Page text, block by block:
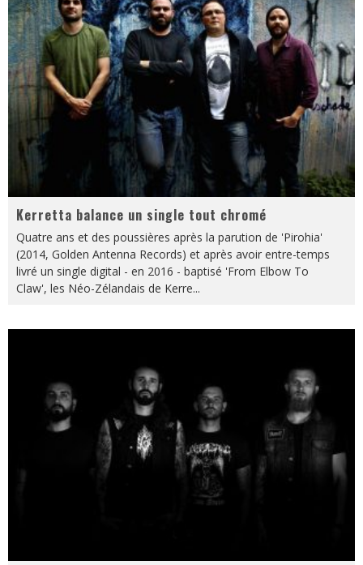
Kerretta balance un single tout chromé
Quatre ans et des poussières après la parution de 'Pirohia'
(2014, Golden Antenna Records) et après avoir entre-temps
livré un single digital - en 2016 - baptisé 'From Elbow To
Claw', les Néo-Zélandais de Kerre...